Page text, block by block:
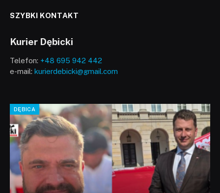
SZYBKI KONTAKT
Kurier Dębicki
Telefon: +48 695 942 442
e-mail: kurierdebicki@gmail.com
DĘBICA